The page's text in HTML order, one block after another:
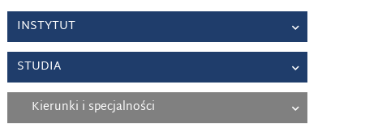
INSTYTUT
STUDIA
Kierunki i specjalności